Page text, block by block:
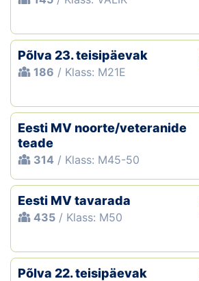
Põlva 23. teisipäevak
186 / Klass: M21E
Eesti MV noorte/veteranide
teade
314 / Klass: M45-50
Eesti MV tavarada
435 / Klass: M50
Põlva 22. teisipäevak